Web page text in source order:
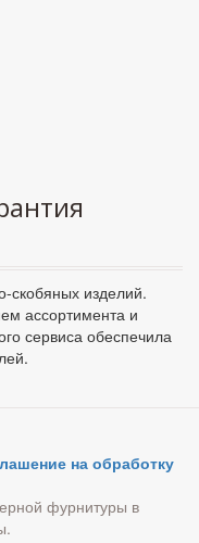
скобяных изделий.
ассортимента и
сервиса обеспечила
на обработку
фурнитуры в